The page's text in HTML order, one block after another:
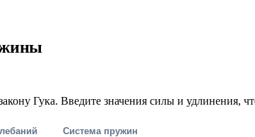
Гука. Введите значения силы и удлинения,
Система пружин